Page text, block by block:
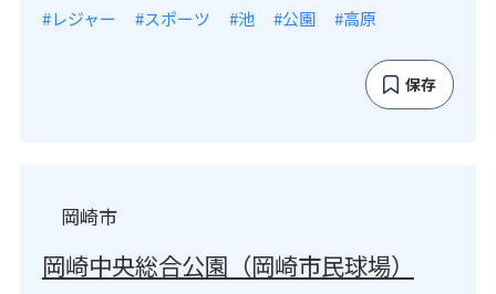
#レジャー #スポーツ #池 #公園 #高原
保存
岡崎市
岡崎中央総合公園（岡崎市民球場）